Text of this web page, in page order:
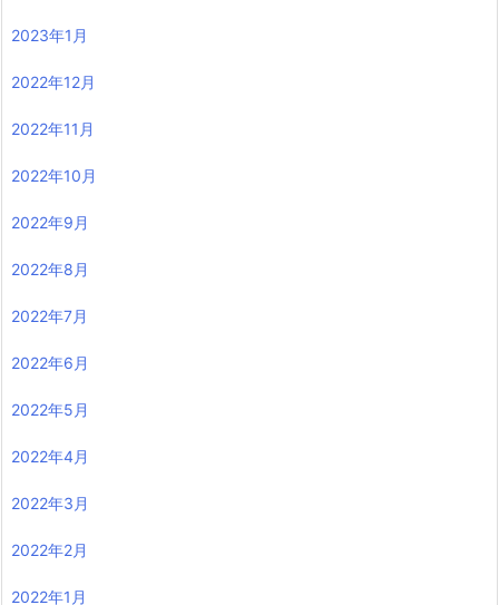
2023年1月
2022年12月
2022年11月
2022年10月
2022年9月
2022年8月
2022年7月
2022年6月
2022年5月
2022年4月
2022年3月
2022年2月
2022年1月